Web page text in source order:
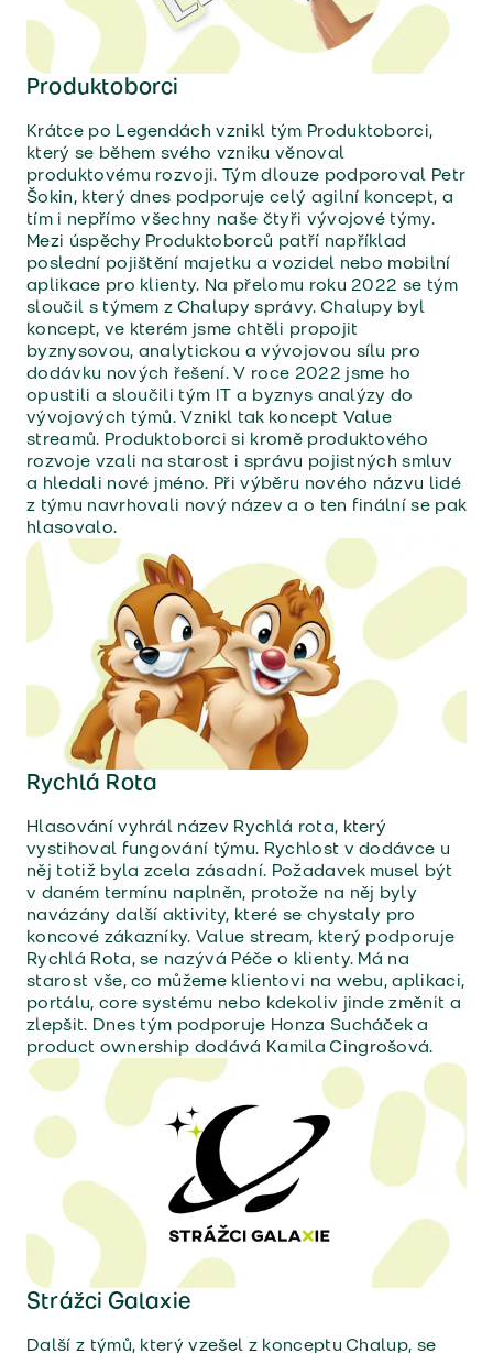
Produktoborci
Krátce po Legendách vznikl tým Produktoborci,
který se během svého vzniku věnoval
produktovému rozvoji. Tým dlouze podporoval Petr
Šokin, který dnes podporuje celý agilní koncept, a
tím i nepřímo všechny naše čtyři vývojové týmy.
Mezi úspěchy Produktoborců patří například
poslední pojištění majetku a vozidel nebo mobilní
aplikace pro klienty. Na přelomu roku 2022 se tým
sloučil s týmem z Chalupy správy. Chalupy byl
koncept, ve kterém jsme chtěli propojit
byznysovou, analytickou a vývojovou sílu pro
dodávku nových řešení. V roce 2022 jsme ho
opustili a sloučili tým IT a byznys analýzy do
vývojových týmů. Vznikl tak koncept Value
streamů. Produktoborci si kromě produktového
rozvoje vzali na starost i správu pojistných smluv
a hledali nové jméno. Při výběru nového názvu lidé
z týmu navrhovali nový název a o ten finální se pak
hlasovalo.
Rychlá Rota
Hlasování vyhrál název Rychlá rota, který
vystihoval fungování týmu. Rychlost v dodávce u
něj totiž byla zcela zásadní. Požadavek musel být
v daném termínu naplněn, protože na něj byly
navázány další aktivity, které se chystaly pro
koncové zákazníky. Value stream, který podporuje
Rychlá Rota, se nazývá Péče o klienty. Má na
starost vše, co můžeme klientovi na webu, aplikaci,
portálu, core systému nebo kdekoliv jinde změnit a
zlepšit. Dnes tým podporuje Honza Sucháček a
product ownership dodává Kamila Cingrošová.
Strážci Galaxie
Další z týmů, který vzešel z konceptu Chalup, se